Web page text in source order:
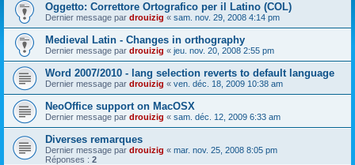
Oggetto: Correttore Ortografico per il Latino (COL)
Dernier message par drouizig « sam. nov. 29, 2008 4:14 pm
Medieval Latin - Changes in orthography
Dernier message par drouizig « jeu. nov. 20, 2008 2:55 pm
Word 2007/2010 - lang selection reverts to default language
Dernier message par drouizig « ven. déc. 18, 2009 10:38 am
NeoOffice support on MacOSX
Dernier message par drouizig « sam. déc. 12, 2009 6:33 am
Diverses remarques
Dernier message par drouizig « mar. nov. 25, 2008 8:05 pm
Réponses : 2